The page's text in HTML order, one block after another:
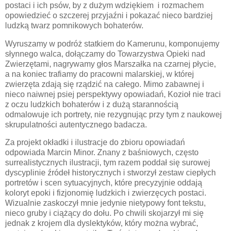
postaci i ich psów, by z dużym wdziękiem i rozmachem
opowiedzieć o szczerej przyjaźni i pokazać nieco bardziej
ludzką twarz pomnikowych bohaterów.
Wyruszamy w podróż statkiem do Kamerunu, komponujemy
słynnego walca, dołączamy do Towarzystwa Opieki nad
Zwierzętami, nagrywamy głos Marszałka na czarnej płycie,
a na koniec trafiamy do pracowni malarskiej, w której
zwierzęta zdają się rządzić na całego. Mimo zabawnej i
nieco naiwnej psiej perspektywy opowiadań, Kozioł nie traci
z oczu ludzkich bohaterów i z dużą starannością
odmalowuje ich portrety, nie rezygnując przy tym z naukowej
skrupulatności autentycznego badacza.
Za projekt okładki i ilustracje do zbioru opowiadań
odpowiada Marcin Minor. Znany z baśniowych, często
surrealistycznych ilustracji, tym razem poddał się surowej
dyscyplinie źródeł historycznych i stworzył zestaw ciepłych
portretów i scen sytuacyjnych, które precyzyjnie oddają
koloryt epoki i fizjonomię ludzkich i zwierzęcych postaci.
Wizualnie zaskoczył mnie jedynie nietypowy font tekstu,
nieco gruby i ciążący do dołu. Po chwili skojarzył mi się
jednak z krojem dla dyslektyków, który można wybrać,